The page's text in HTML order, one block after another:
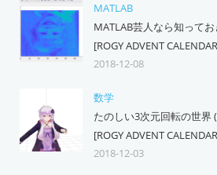
MATLAB
MATLAB芸人なら知って
[ROGY ADVENT
2018-12-08
数学
たのしい3次元回転の世界
[ROGY ADVENT
2018-12-03